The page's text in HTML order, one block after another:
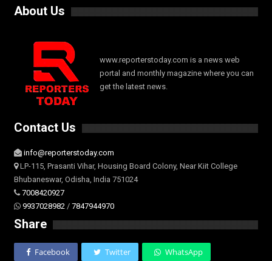
About Us
www.reporterstoday.com is a news web
portal and monthly magazine where you can
get the latest news.
Contact Us
info@reporterstoday.com
LP-115, Prasanti Vihar, Housing Board Colony, Near Kiit College
Bhubaneswar, Odisha, India 751024
7008420927
9937028982 / 7847944970
Share
Facebook Twitter WhatsApp